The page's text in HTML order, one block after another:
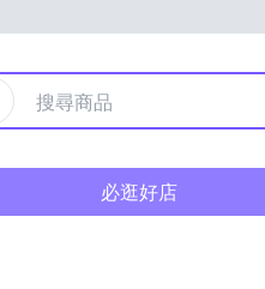
必逛好店